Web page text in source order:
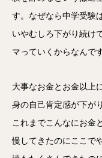
す。なぜなら中学受験
いやむしろ下がり続け
マっていくからなんです
大事なお金とお金以上
身の自己肯定感が下が
これまでこんなにお金
慢してきたのにここで